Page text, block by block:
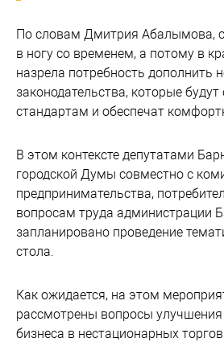
По словам Дмитрия Абалымова,
в ногу со временем, а потому в
назрела потребность дополнить
законодательства, которые
стандартам и обеспечат
В этом контексте депутатами
городской Думы совместно с
предпринимательства,
вопросам труда администрации
запланировано проведение
стола.
Как ожидается, на этом
рассмотрены вопросы улучшения
бизнеса в нестационарных